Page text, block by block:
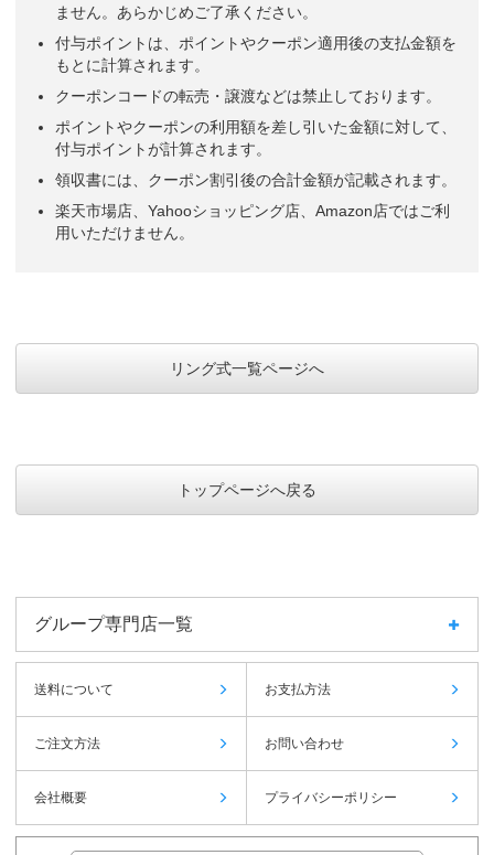
ません。あらかじめご了承ください。
付与ポイントは、ポイントやクーポン適用後の支払金額を
もとに計算されます。
クーポンコードの転売・譲渡などは禁止しております。
ポイントやクーポンの利用額を差し引いた金額に対して、
付与ポイントが計算されます。
領収書には、クーポン割引後の合計金額が記載されます。
楽天市場店、Yahooショッピング店、Amazon店ではご利
用いただけません。
リング式一覧ページへ
トップページへ戻る
グループ専門店一覧
送料について お支払方法
ご注文方法 お問い合わせ
会社概要 プライバシーポリシー